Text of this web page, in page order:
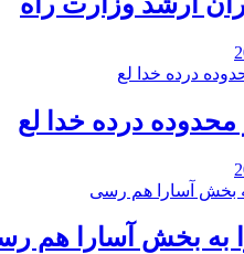
درده خدا لع
به بخش آسارا هم